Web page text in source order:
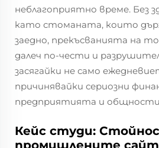
неблагоприятно време. Без
като стоманата, които
заедно, прекъсванията на
далеч по-чести и
засягайки не само
причинявайки сериозни
предприятията и
Кейс студи:
промишлените